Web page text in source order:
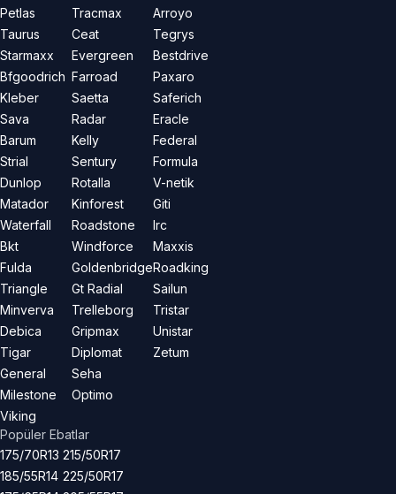
Petlas
Taurus
Starmaxx
Bfgoodrich
Kleber
Sava
Barum
Strial
Dunlop
Matador
Waterfall
Bkt
Fulda
Triangle
Minverva
Debica
Tigar
General
Milestone
Viking
Tracmax
Ceat
Evergreen
Farroad
Saetta
Radar
Kelly
Sentury
Rotalla
Kinforest
Roadstone
Windforce
Goldenbridge
Gt Radial
Trelleborg
Gripmax
Diplomat
Seha
Optimo
Arroyo
Tegrys
Bestdrive
Paxaro
Saferich
Eracle
Federal
Formula
V-netik
Giti
Irc
Maxxis
Roadking
Sailun
Tristar
Unistar
Zetum
Popüler Ebatlar
175/70R13
185/55R14
215/50R17
225/50R17